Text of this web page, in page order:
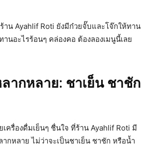
าน Ayahlif Roti ยังมีก๋วยจั๊บและโจ๊กให้ทาน
นอะไรร้อนๆ คล่องคอ ต้องลองเมนูนี้เลย
ากหลาย: ชาเย็น ชาชัก
ครื่องดื่มเย็นๆ ชื่นใจ ที่ร้าน Ayahlif Roti มี
ากหลาย ไม่ว่าจะเป็นชาเย็น ชาชัก หรือน้ำ